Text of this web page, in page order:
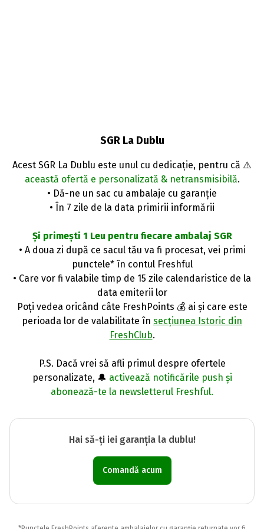
SGR La Dublu
Acest SGR La Dublu este unul cu dedicație, pentru că ⚠️
această ofertă e personalizată & netransmisibilă.
• Dă-ne un sac cu ambalaje cu garanție
• În 7 zile de la data primirii informării
Și primești 1 Leu pentru fiecare ambalaj SGR
• A doua zi după ce sacul tău va fi procesat, vei primi
punctele* în contul Freshful
• Care vor fi valabile timp de 15 zile calendaristice de la
data emiterii lor
Poți vedea oricând câte FreshPoints 💰 ai și care este
perioada lor de valabilitate în secțiunea Istoric din
FreshClub.
P.S. Dacă vrei să afli primul despre ofertele
personalizate, 🔔 activează notificările push și
abonează-te la newsletterul Freshful.
Hai să-ți iei garanția la dublu!
Comandă acum